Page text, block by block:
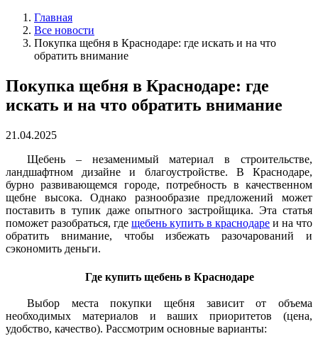
Главная
Все новости
Покупка щебня в Краснодаре: где искать и на что
обратить внимание
Покупка щебня в Краснодаре: где
искать и на что обратить внимание
21.04.2025
Щебень – незаменимый материал в строительстве,
ландшафтном дизайне и благоустройстве. В Краснодаре,
бурно развивающемся городе, потребность в качественном
щебне высока. Однако разнообразие предложений может
поставить в тупик даже опытного застройщика. Эта статья
поможет разобраться, где щебень купить в краснодаре и на что
обратить внимание, чтобы избежать разочарований и
сэкономить деньги.
Где купить щебень в Краснодаре
Выбор места покупки щебня зависит от объема
необходимых материалов и ваших приоритетов (цена,
удобство, качество). Рассмотрим основные варианты: